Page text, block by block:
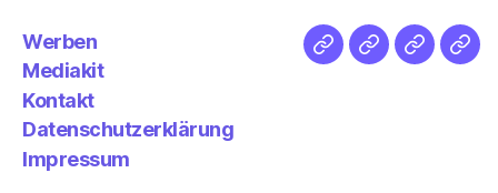
Werben
Mediakit
Kontakt
Datenschutzerklärung
Impressum
NetzMedien